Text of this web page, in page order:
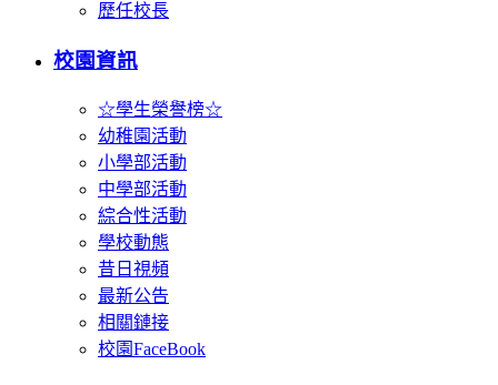
歷任校長
校園資訊
☆學生榮譽榜☆
幼稚園活動
小學部活動
中學部活動
綜合性活動
學校動態
昔日視頻
最新公告
相關鏈接
校園FaceBook